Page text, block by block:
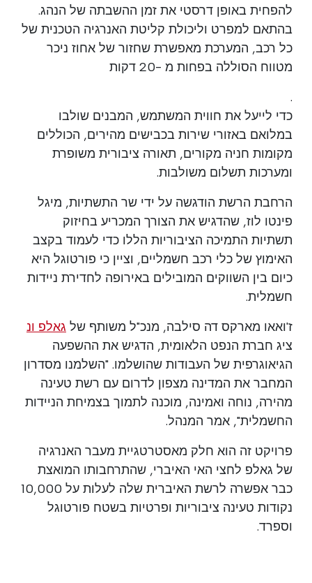
להפחית באופן דרסטי את זמן ההשבתה של הנהג.
בהתאם למפרט וליכולת קליטת האנרגיה הטכנית של
כל רכב, המערכת מאפשרת שחזור של אחוז ניכר
מטווח הסוללה בפחות מ -20 דקות
.
כדי לייעל את חווית המשתמש, המבנים שולבו
במלואם באזורי שירות בכבישים מהירים, הכוללים
מקומות חניה מקורים, תאורה ציבורית משופרת
ומערכות תשלום משולבות.
הרחבת הרשת הודגשה על ידי שר התשתיות, מיגל
פינטו לוז, שהדגיש את הצורך המכריע בחיזוק
תשתיות התמיכה הציבוריות הללו כדי לעמוד בקצב
האימוץ של כלי רכב חשמליים, וציין כי פורטוגל היא
כיום בין השווקים המובילים באירופה לחדירת ניידות
חשמלית.
ז'ואאו מארקס דה סילבה, מנכ"ל משותף של גאלפ ונ
ציג חברת הנפט הלאומית, הדגיש את ההשפעה
הגיאוגרפית של העבודות שהושלמו. "השלמנו מסדרון
המחבר את המדינה מצפון לדרום עם רשת טעינה
מהירה, נוחה ואמינה, מוכנה לתמוך בצמיחת הניידות
החשמלית", אמר המנהל.
פרויקט זה הוא חלק מאסטרטגיית מעבר האנרגיה
של גאלפ לחצי האי האיברי, שהתרחבותו המואצת
כבר אפשרה לרשת האיברית שלה לעלות על 10,000
נקודות טעינה ציבוריות ופרטיות בשטח פורטוגל
וספרד.